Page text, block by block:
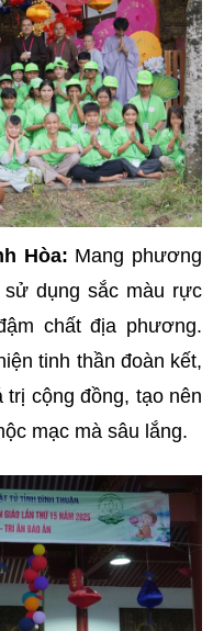
Hòa: Mang phương
sử dụng sắc màu rực
chất địa phương.
tinh thần đoàn kết,
cộng đồng, tạo nên
mạc mà sâu lắng.